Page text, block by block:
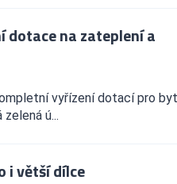
dotace na zateplení a
vyřízení dotací pro
ú...
i větší dílce